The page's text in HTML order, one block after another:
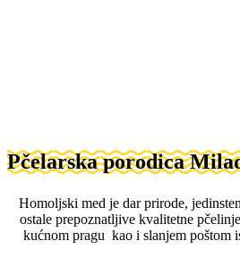
Pčelarska porodica
Homoljski med je dar prirode,
ostale prepoznatljive kvalitetne
kućnom pragu kao i slanjem poštom